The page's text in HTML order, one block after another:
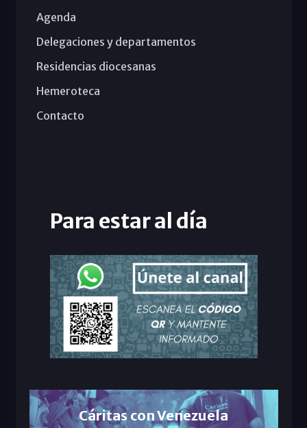
Agenda
Delegaciones y departamentos
Residencias diocesanas
Hemeroteca
Contacto
Para estar al día
Cáritas con Venezuela